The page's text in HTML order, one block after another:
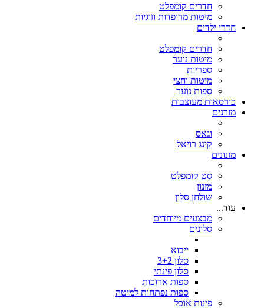
חדרים קומפלט
מיטות מרופדות וזוגיות
חדרי ילדים
חדרים קומפלט
מיטות נוער
ספריות
מיטות וחצי
ספות נוער
כורסאות מעוצבות
מזרנים
וגאס
קינג רויאל
מזנונים
סט קומפלט
מזנון
שולחן סלון
עוד...
מבצעים מיוחדים
סלונים
ייבוא
סלון 3+2
סלון פינתי
ספות ארוכות
ספות נפתחות למיטה
פינות אוכל